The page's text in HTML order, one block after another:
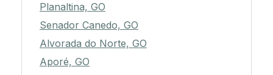
Planaltina, GO
Senador Canedo, GO
Alvorada do Norte, GO
Aporé, GO